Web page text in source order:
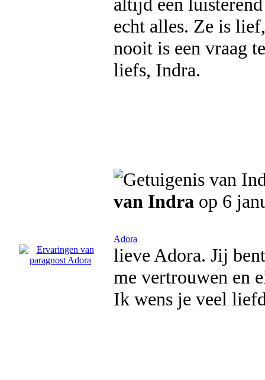
echt alles. Ze is
nooit is een vraag
liefs, Indra.
van Indra op 6
Adora
lieve Adora. Jij
me vertrouwen en
Ik wens je veel